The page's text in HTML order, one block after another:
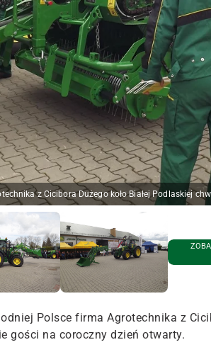
z Cicibora Dużego koło Białej Podlaskiej
Polsce firma Agrotechnika z
gości na coroczny dzień otwarty.